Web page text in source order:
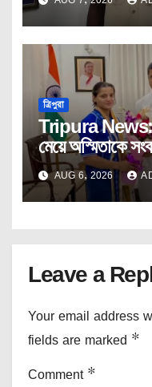
ত্রিপুরা
Tripura News:
মেয়ে অস্মিতাকে
AUG 6, 2026
Leave a
Your email address
fields are marked *
Comment *